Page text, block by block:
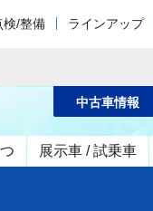
検/整備 ラインアップ
展示車 / 試乗車
中古車情報